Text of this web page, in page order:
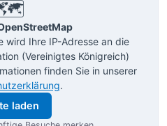
wird Ihre IP-Adresse an die
(Vereinigtes Königreich)
finden Sie in unserer
.
laden